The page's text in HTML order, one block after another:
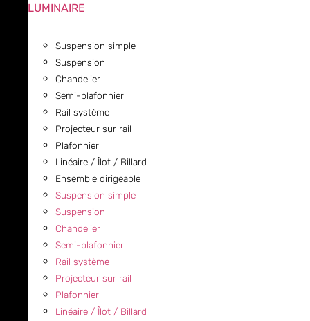
LUMINAIRE
Suspension simple
Suspension
Chandelier
Semi-plafonnier
Rail système
Projecteur sur rail
Plafonnier
Linéaire / Îlot / Billard
Ensemble dirigeable
Suspension simple
Suspension
Chandelier
Semi-plafonnier
Rail système
Projecteur sur rail
Plafonnier
Linéaire / Îlot / Billard